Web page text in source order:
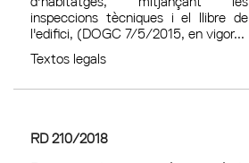
inspeccions tècniques i el llibre de
l'edifici, (DOGC 7/5/2015, en vigor...
Textos legals
RD 210/2018